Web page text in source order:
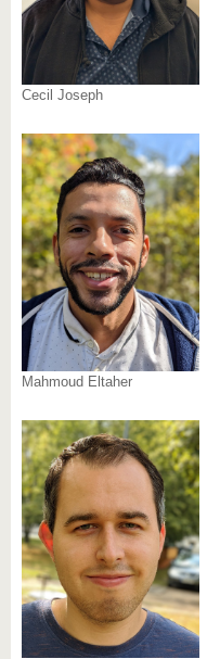
Cecil Joseph
Mahmoud Eltaher